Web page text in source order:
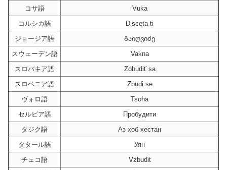
コサ語
Vuka
コルシカ語
Disceta ti
ジョージア語
Გაიღვიძე
スウェーデン語
Vakna
スロバキア語
Zobudiť sa
スロベニア語
Zbudi se
ヴォロ語
Tsoha
セルビア語
Пробудити
タジク語
Аз хоб хестан
タタール語
Уян
チェコ語
Vzbudit